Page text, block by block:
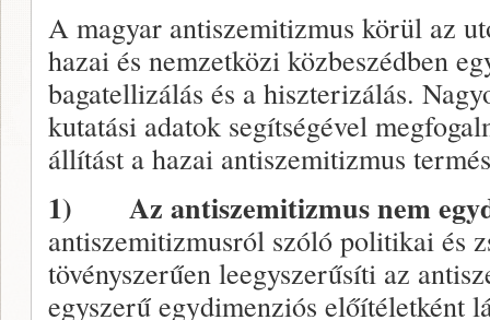
A magyar antiszemitizmus körül az
hazai és nemzetközi közbeszédben
bagatellizálás és a hiszterizálás.
kutatási adatok segítségével
állítást a hazai antiszemitizmus
1) Az antiszemitizmus nem
antiszemitizmusról szóló politikai és
tövényszerűen leegyszerűsíti az
egyszerű egydimenziós előítéletként